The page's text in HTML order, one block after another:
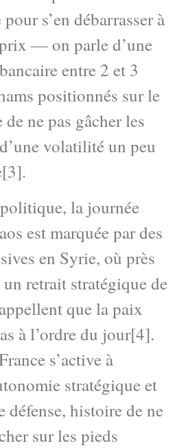
s’en débarrasser à
— on parle d’une
entre 2 et 3
positionnés sur le
ne pas gâcher les
volatilité un peu
la journée
est marquée par des
en Syrie, où près
retrait stratégique de
que la paix
à l’ordre du jour[4].
s’active à
stratégique et
défense, histoire de ne
sur les pieds